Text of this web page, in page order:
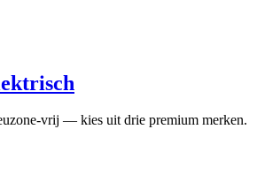
vrij — kies uit drie premium merken.